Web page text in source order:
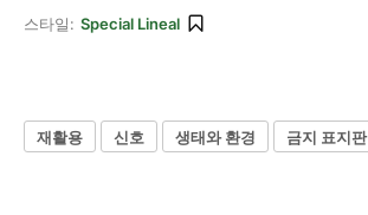
스타일: Special Lineal
재활용 신호 생태와 환경 금지 표지판